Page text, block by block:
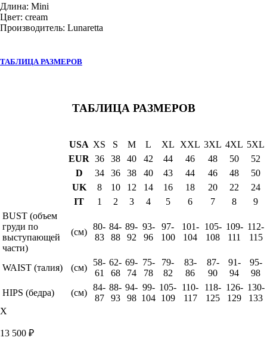
Длина: Mini
Цвет: cream
Производитель: Lunaretta
ТАБЛИЦА РАЗМЕРОВ
ТАБЛИЦА РАЗМЕРОВ
USA XS S M L XL XXL 3XL 4XL 5XL
EUR 36 38 40 42 44 46 48 50
52
D
34 36 38 40 43 44 46 48
50
UK
8 10 12 14 16 18 20 22
24
IT
1 2 3 4 5 6 7 8
9
BUST (объем
груди по
выступающей
части)
(см)
80-
83
84-
88
89-
92
93-
96
97-
100
101-
104
105-
108
109-
111
112-
115
WAIST (талия) (см)
58-
61
62-
68
69-
74
75-
78
79-
82
83-
86
87-
90
91-
94
95-
98
HIPS (бедра)
(см)
84-
87
88-
93
94-
98
99-
104
105-
109
110-
117
118-
125
126-
129
130-
133
X
13 500 ₽